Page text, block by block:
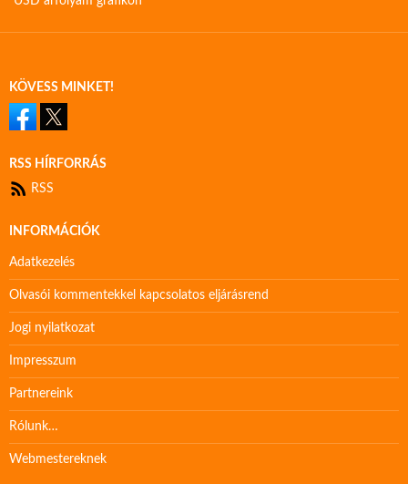
KÖVESS MINKET!
RSS HÍRFORRÁS
RSS
INFORMÁCIÓK
Adatkezelés
Olvasói kommentekkel kapcsolatos eljárásrend
Jogi nyilatkozat
Impresszum
Partnereink
Rólunk…
Webmestereknek